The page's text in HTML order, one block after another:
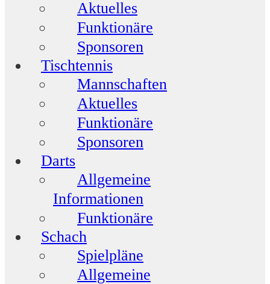
Aktuelles
Funktionäre
Sponsoren
Tischtennis
Mannschaften
Aktuelles
Funktionäre
Sponsoren
Darts
Allgemeine
Informationen
Funktionäre
Schach
Spielpläne
Allgemeine